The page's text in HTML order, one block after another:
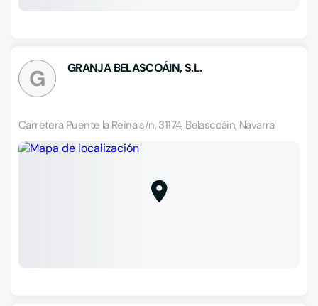
G GRANJA BELASCOÁIN, S.L.
Carretera Puente la Reina s/n, 31174, Belascoáin, Navarra